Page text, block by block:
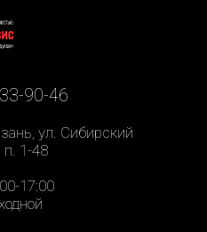
90-46
ул. Сибирский
п. 1-48
17:00